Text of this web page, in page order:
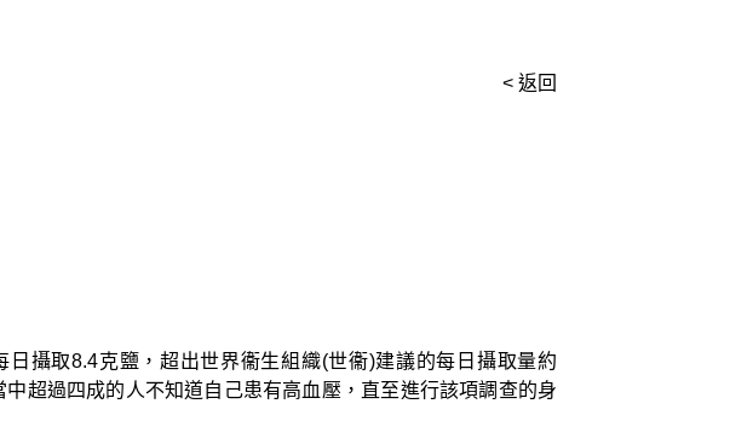
< 返回
攝取8.4克鹽，超出世界衞生組織(世衞)建議的每日攝取量約
超過四成的人不知道自己患有高血壓，直至進行該項調查的身